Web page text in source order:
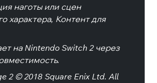
наготы или сцен
характера, Контент для
на Nintendo Switch 2 через
2 © 2018 Square Enix Ltd. All